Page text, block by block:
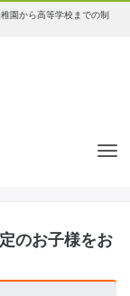
園から高等学校までの制
のお子様をお